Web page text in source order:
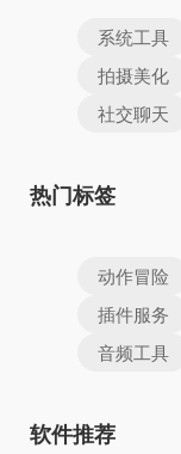
系统工具
拍摄美化
社交聊天
热门标签
动作冒险
插件服务
音频工具
软件推荐